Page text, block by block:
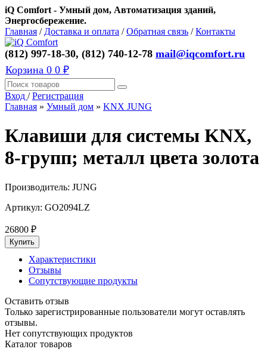
iQ Comfort - Умный дом, Автоматизация зданий,
Энергосбережение.
Главная / Доставка и оплата /Обратная связь /Контакты
(812) 997-18-30, (812) 740-12-78 mail@iqcomfort.ru
Корзина 0 0 ₽
Вход /Регистрация
Главная » Умный дом » KNX JUNG
Клавиши для системы KNX,
8-групп; металл цвета золота
Производитель: JUNG
Артикул: GO2094LZ
26800 ₽
Характеристики
Отзывы
Сопутствующие продукты
Оставить отзыв
Только зарегистрированные пользователи могут оставлять
отзывы.
Нет сопутствующих продуктов
Каталог товаров